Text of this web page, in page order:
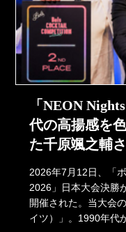
「NEON
代の高揚感を
た千原颯之輔
2026年7月12日、「
2026」日本大会決勝
開催された。当大会
イツ）」。1990年代